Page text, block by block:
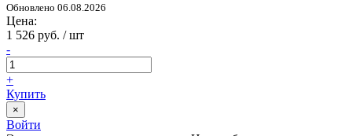
Обновлено 06.08.2026
Цена:
1 526 руб. / шт
-
+
Купить
×
Войти